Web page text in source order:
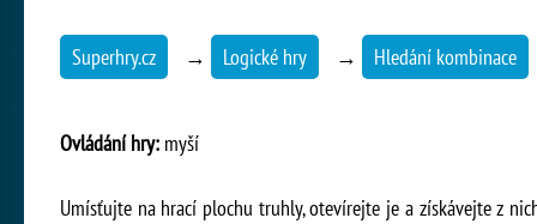
Superhry.cz → Logické hry → Hledání kombinace
Ovládání hry: myší
Umísťujte na hrací plochu truhly, otevírejte je a získávejte z